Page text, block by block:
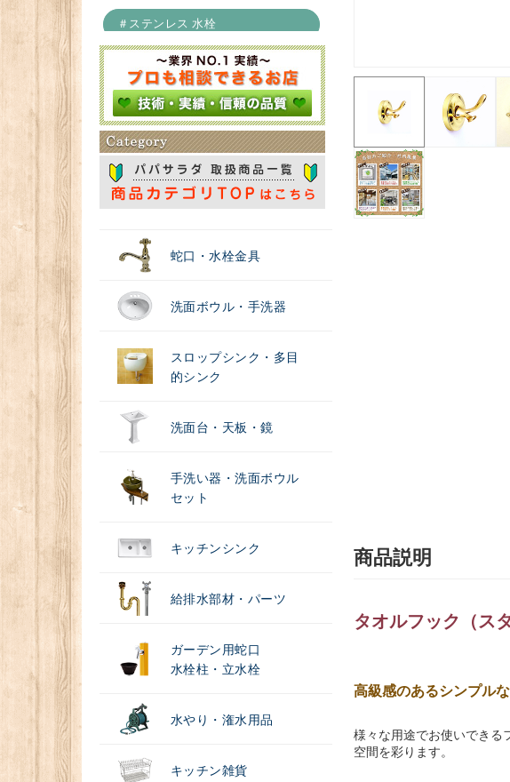
＃ステンレス 水栓
＃浄水器
蛇口・水栓金具
洗面ボウル・手洗器
スロップシンク・多目
的シンク
洗面台・天板・鏡
手洗い器・洗面ボウル
セット
キッチンシンク
給排水部材・パーツ
ガーデン用蛇口
水栓柱・立水栓
水やり・潅水用品
キッチン雑貨
商品説明
タオルフック（ス
高級感のあるシンプル
様々な用途でお使いできる
空間を彩ります。